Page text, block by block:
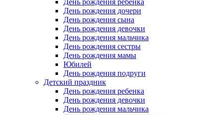
День рождения ребенка
День рождения дочери
День рождения сына
День рождения девочки
День рождения мальчика
День рождения сестры
День рождения мамы
Юбилей
День рождения подруги
Детский праздник
День рождения ребенка
День рождения девочки
День рождения мальчика